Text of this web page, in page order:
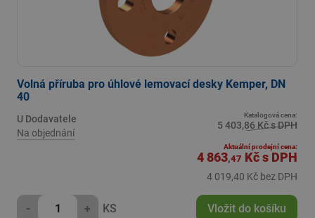
Volná příruba pro úhlové lemovací desky Kemper, DN
40
U Dodavatele
Na objednání
Katalogová cena:
5 403,86 Kč s DPH
Aktuální prodejní cena:
4 863,47 Kčs DPH
4 019,40 Kč bez DPH
- + KS Vložit do košíku